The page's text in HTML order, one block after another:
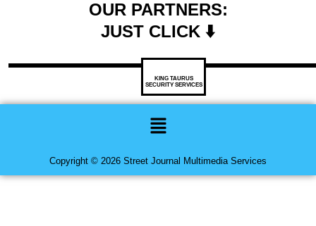
OUR PARTNERS:
JUST CLICK ⬇️
KING TAURUS
SECURITY SERVICES
Menu
Copyright © 2026 Street Journal Multimedia Services